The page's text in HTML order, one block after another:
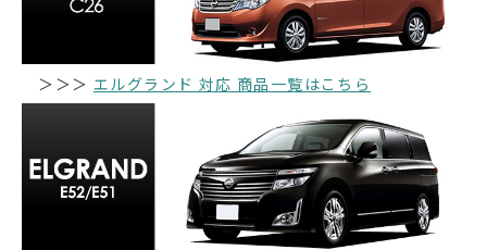
＞＞＞ エルグランド 対応 商品一覧はこちら